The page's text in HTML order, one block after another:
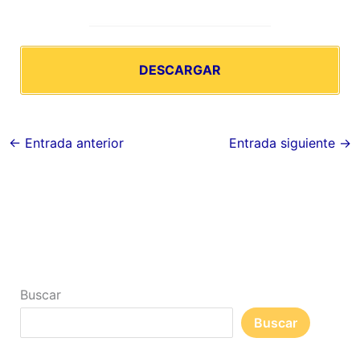
DESCARGAR
← Entrada anterior Entrada siguiente →
Buscar
Buscar